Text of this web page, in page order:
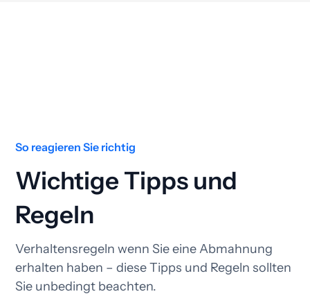
So reagieren Sie richtig
Wichtige Tipps und
Regeln
Verhaltensregeln wenn Sie eine Abmahnung
erhalten haben – diese Tipps und Regeln sollten
Sie unbedingt beachten.